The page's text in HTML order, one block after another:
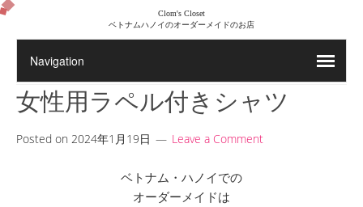
Clom's Closet
ベトナムハノイのオーダーメイドのお店
女性用ラペル付きシャツ
Posted on 2024年1月19日 Leave a Comment
ベトナム・ハノイでの
オーダーメイドは